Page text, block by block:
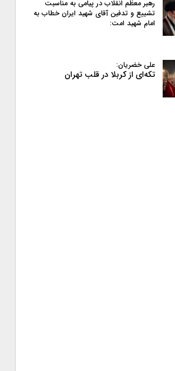
رهبر معظم انقلاب در پیامی به‌ مناسبت
تشییع و تدفین آقای شهید ایران خطاب به
امام شهید امت:
علی خضریان:
تکه‌ای از کربلا در قلب تهران